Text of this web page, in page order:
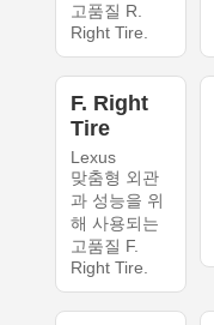
고품질 R.
Right Tire.
F. Right
Tire
Lexus
맞춤형 외관
과 성능을 위
해 사용되는
고품질 F.
Right Tire.